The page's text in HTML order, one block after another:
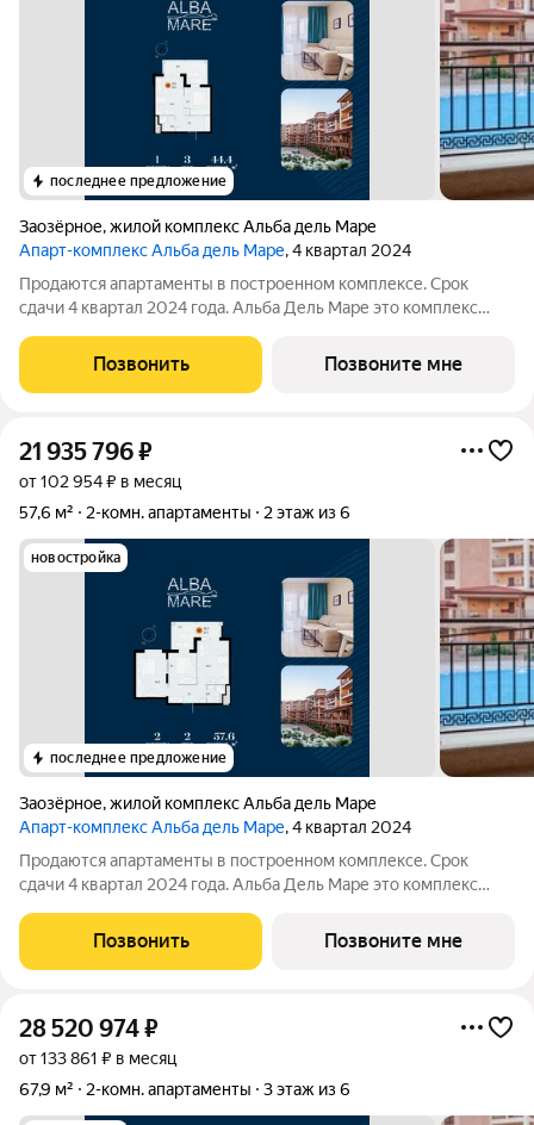
последнее предложение
Заозёрное,жилой комплекс Альба дель Маре
Апарт-комплекс Альба дель Маре, 4 квартал 2024
Продаются апартаменты в построенном комплексе. Срок
сдачи 4 квартал 2024 года. Альба Дель Маре это комплекс
Уютные здания переменной этажности строятся в 5 минутах
ходьбы (385 метров) от одного
Позвонить Позвоните мне
21 935 796₽
от 102 954 ₽ в месяц
57,6 м²
2-комн. апартаменты 2 этаж из 6
новостройка
последнее предложение
Заозёрное,жилой комплекс Альба дель Маре
Апарт-комплекс Альба дель Маре, 4 квартал 2024
Продаются апартаменты в построенном комплексе. Срок
сдачи 4 квартал 2024 года. Альба Дель Маре это комплекс
Уютные здания переменной этажности строятся в 5 минутах
ходьбы (385 метров) от одного
Позвонить Позвоните мне
28 520 974₽
от 133 861 ₽ в месяц
67,9 м²
2-комн. апартаменты 3 этаж из 6